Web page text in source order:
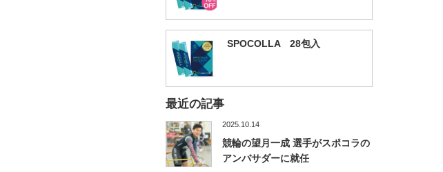
SPOCOLLA 28包入
最近の記事
2025.10.14
競輪の望月一成 選手がスポコラの
アンバサダーに就任